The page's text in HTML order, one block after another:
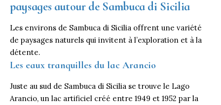
paysages autour de Sambuca di Sicilia
Les environs de Sambuca di Sicilia offrent une variété
de paysages naturels qui invitent à l’exploration et à la
détente.
Les eaux tranquilles du lac Arancio
Juste au sud de Sambuca di Sicilia se trouve le Lago
Arancio, un lac artificiel créé entre 1949 et 1952 par la